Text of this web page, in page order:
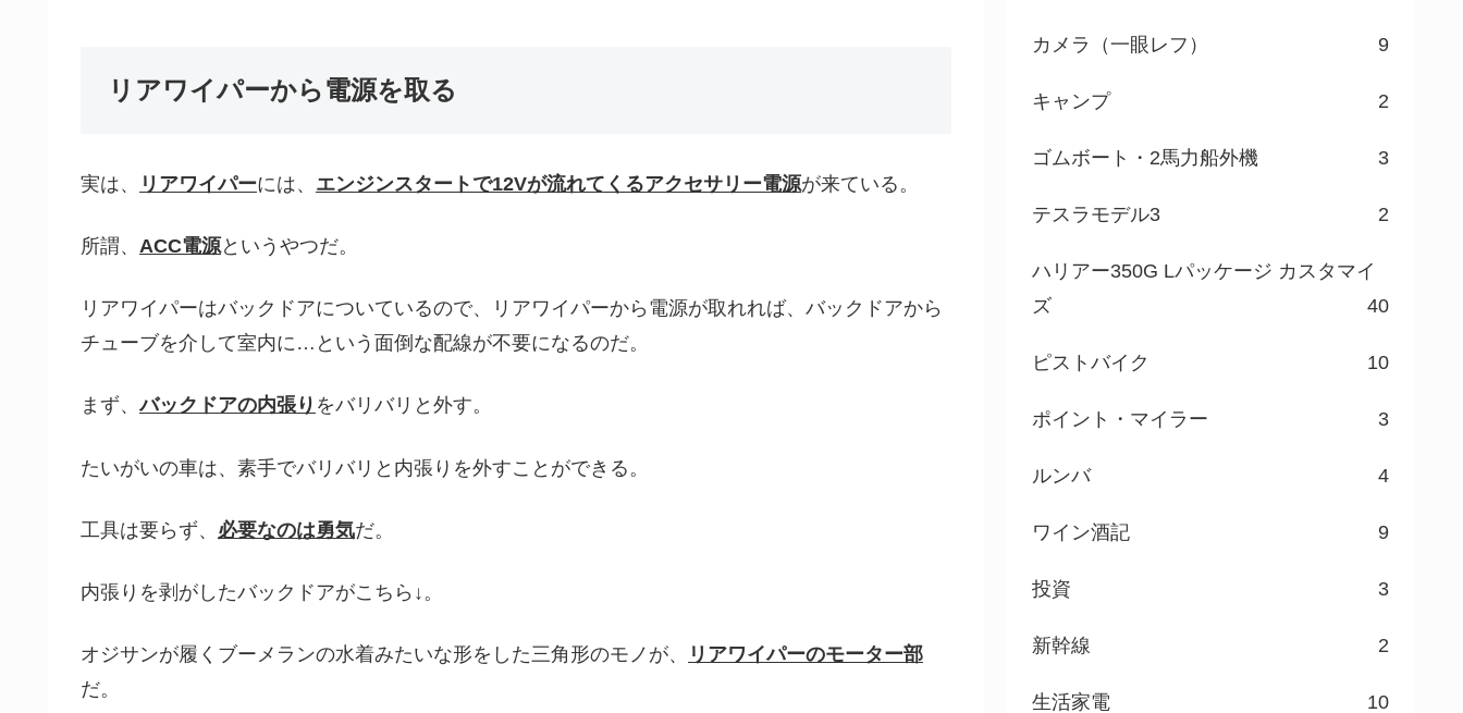
リアワイパーから電源を取る
実は、 リアワイパーには、 エンジンスタートで12Vが流れてくるアクセサリー電源が来ている。
所謂、 ACC電源というやつだ。
リアワイパーはバックドアについているので、リアワイパーから電源が取れれば、バックドアから
チューブを介して室内に…という面倒な配線が不要になるのだ。
まず、バックドアの内張り をバリバリと外す。
たいがいの車は、素手でバリバリと内張りを外すことができる。
工具は要らず、 必要なのは勇気だ。
内張りを剥がしたバックドアがこちら↓。
オジサンが履くブーメランの水着みたいな形をした三角形のモノが、
リアワイパーのモーター部
だ。
カメラ（一眼レフ） 9
キャンプ 2
ゴムボート・2馬力船外機 3
テスラモデル3 2
ハリアー350G Lパッケージ カスタマイ
ズ
40
ピストバイク 10
ポイント・マイラー 3
ルンバ 4
ワイン酒記 9
投資 3
新幹線 2
生活家電 10